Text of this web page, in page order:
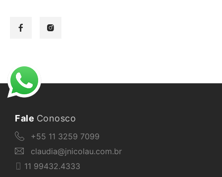
Fale Conosco
+55 11 3259 7099
claudia@jnicolau.com.br
11 99432.4333